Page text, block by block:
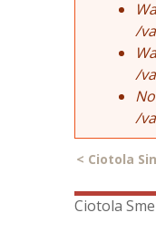
/
/
/
< Ciotola
Ciotola